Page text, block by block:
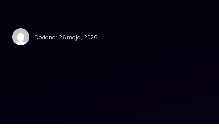
Dodano: 26 maja, 2026